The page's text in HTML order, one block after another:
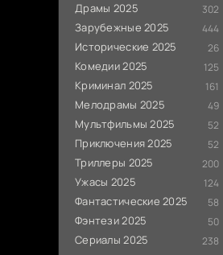
Драмы 2025 302
Зарубежные 2025 444
Исторические 2025 26
Комедии 2025 125
Криминал 2025 161
Мелодрамы 2025 49
Мультфильмы 2025 52
Приключения 2025 52
Триллеры 2025 200
Ужасы 2025 124
Фантастические 2025 58
Фэнтези 2025 50
Сериалы 2025 238